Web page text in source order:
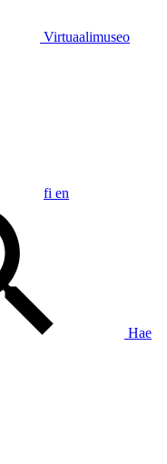
Virtuaalimuseo
fi en
Hae